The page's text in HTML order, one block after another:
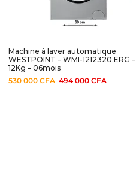
Machine à laver automatique
WESTPOINT – WMI-1212320.ERG –
12Kg – 06mois
530 000CFA 494 000 CFA